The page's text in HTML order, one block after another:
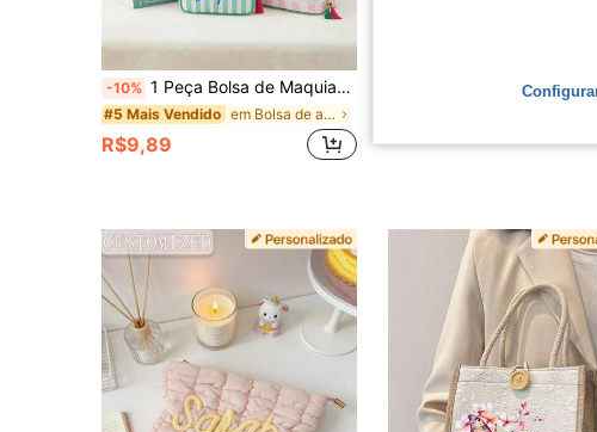
-10% 1 Peça Bolsa de Maquiagem/Bolsa de Armazenamento/Bolsa de Higiene Personalizada com Nome, Leve, Grande Capacidade, Multiuso, Presente Ideal para Namorada e Família
#5 Mais Vendido em Bolsa de armazenamento personalizada
R$9,89
Bolsa de Maquiagem de Veludo Cotelê Personalizada com Nome, Bolsa de Cosméticos com Letra Bordada, Organizador de Artigos de Toalete de Grande Capacidade para Viagem,